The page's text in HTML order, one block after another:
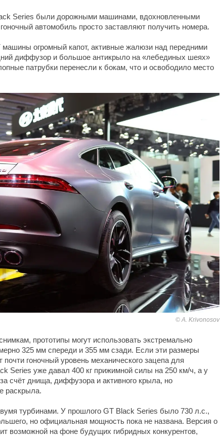
Series были дорожными машинами, вдохновленными
автомобиль просто заставляют получить номера.
огромный капот, активные жалюзи над передними
диффузор и большое антикрыло на «лебединых шеях»
патрубки перенесли к бокам, что и освободило место
A. Krivonosov
прототипы могут использовать экстремально
325 мм спереди и 355 мм сзади. Если эти размеры
гоночный уровень механического зацепа для
Series уже давал 400 кг прижимной силы на 250 км/ч, а у
счёт днища, диффузора и активного крыла, но
раскрыла.
турбинами. У прошлого GT Black Series было 730 л.с.,
но официальная мощность пока не названа. Версия о
возможной на фоне будущих гибридных конкурентов,